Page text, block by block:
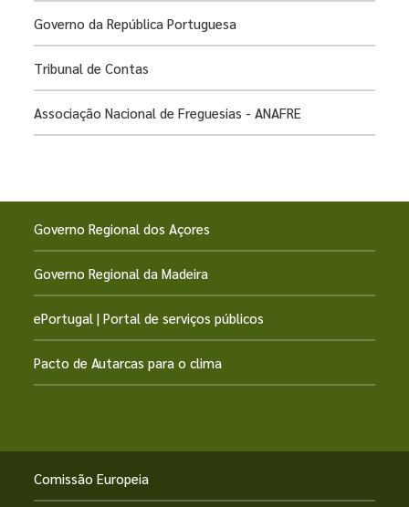
Governo da República Portuguesa
Tribunal de Contas
Associação Nacional de Freguesias - ANAFRE
Governo Regional dos Açores
Governo Regional da Madeira
ePortugal | Portal de serviços públicos
Pacto de Autarcas para o clima
Comissão Europeia